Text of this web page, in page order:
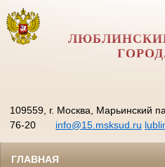
109559, г. Москва, Марьинский
76-20
info@15.msksud.ru
ГЛАВНАЯ